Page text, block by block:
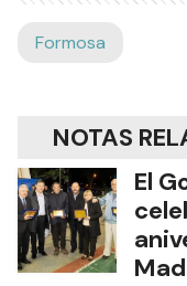
Formosa
NOTAS
El